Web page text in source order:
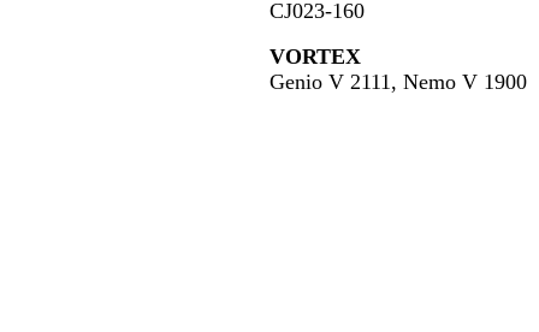
CJ023-160
VORTEX
Genio V 2111, Nemo V 1900